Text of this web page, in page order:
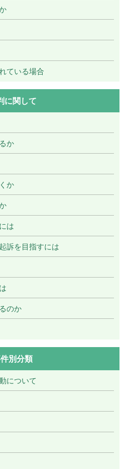
ている場合
に関して
か
か
は
訴を目指すには
のか
別分類
について